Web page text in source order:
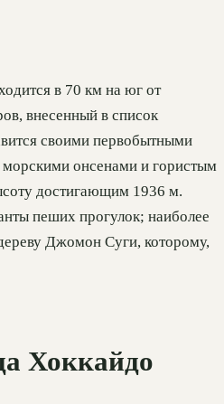
в 70 км на юг от
внесенный в список
своими первобытными
онсенами и гористым
достигающим 1936 м.
пеших прогулок; наиболее
Джомон Суги, которому,
Хоккайдо